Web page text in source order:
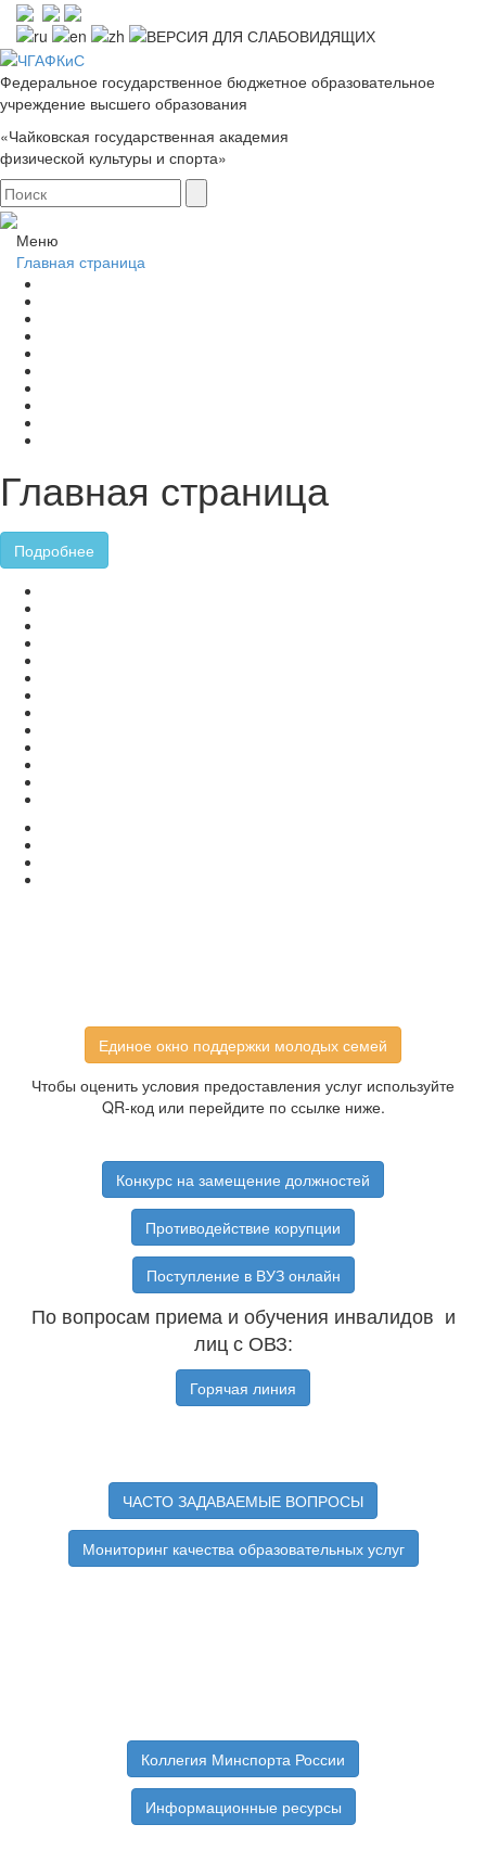
Федеральное государственное бюджетное образовательное
учреждение высшего образования
«Чайковская государственная академия
физической культуры и спорта»
Меню
Главная страница
Главная страница
Подробнее
Единое окно поддержки молодых семей
Чтобы оценить условия предоставления услуг используйте
QR-код или перейдите по ссылке ниже.
Конкурс на замещение должностей
Противодействие корупции
Поступление в ВУЗ онлайн
По вопросам приема и обучения инвалидов и
лиц с ОВЗ:
Горячая линия
ЧАСТО ЗАДАВАЕМЫЕ ВОПРОСЫ
Мониторинг качества образовательных услуг
Коллегия Минспорта России
Информационные ресурсы